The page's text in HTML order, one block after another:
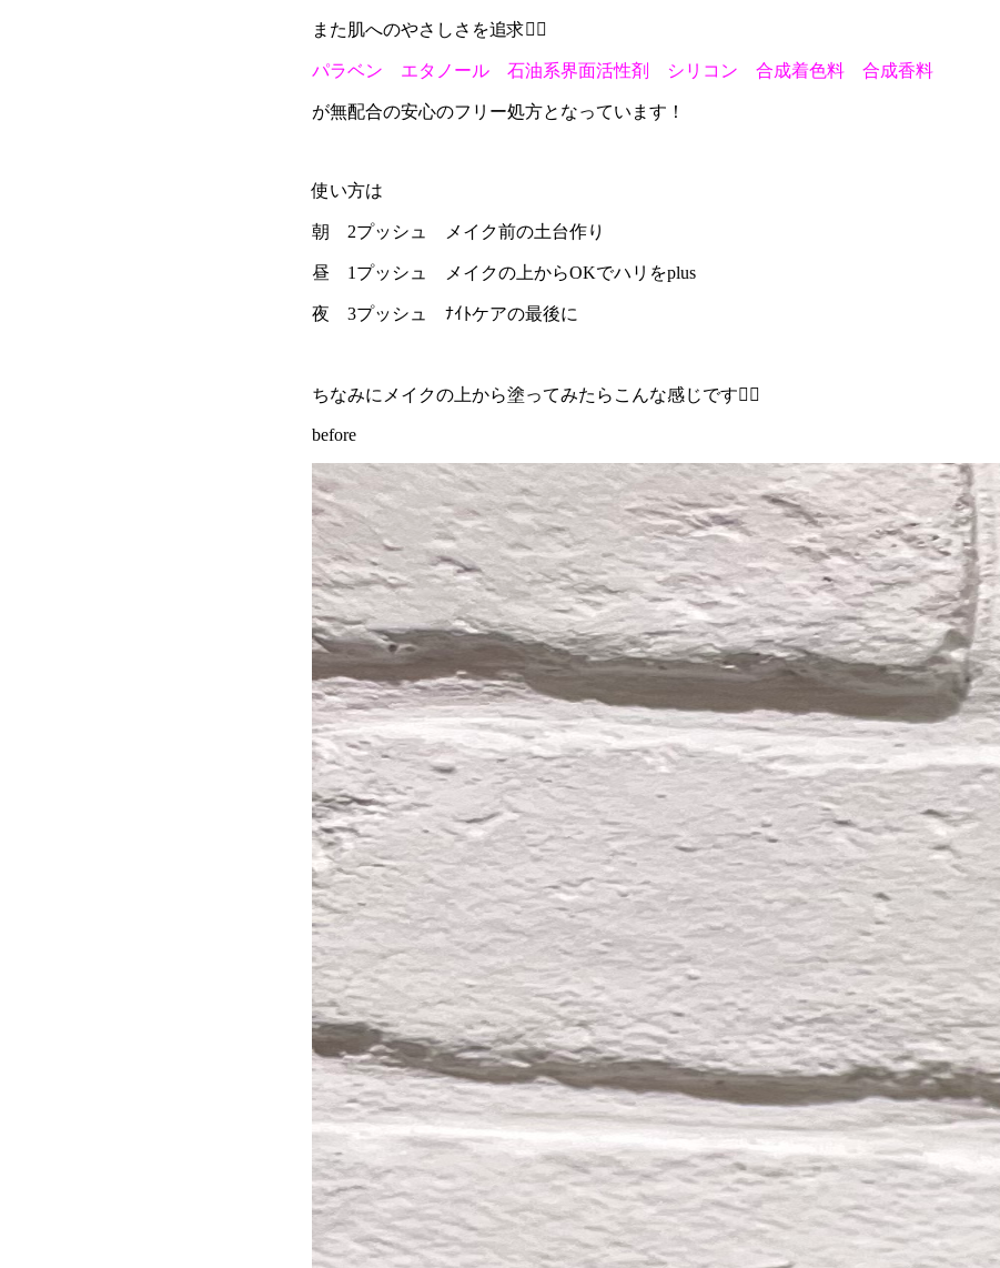
また肌へのやさしさを追求🙆‍♀️
パラベン エタノール 石油系界面活性剤 シリコン 合成着色料 合成香料
が無配合の安心のフリー処方となっています！
使い方は
朝 2プッシュ メイク前の土台作り
昼 1プッシュ メイクの上からOKでハリをplus
夜 3プッシュ ﾅｲﾄケアの最後に
ちなみにメイクの上から塗ってみたらこんな感じです🧏‍♀️
before